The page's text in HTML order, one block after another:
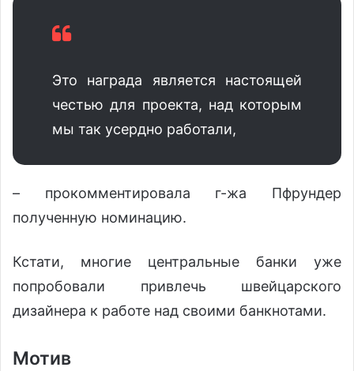
Это награда является настоящей
честью для проекта, над которым
мы так усердно работали,
– прокомментировала г-жа Пфрундер
полученную номинацию.
Кстати, многие центральные банки уже
попробовали привлечь швейцарского
дизайнера к работе над своими банкнотами.
Мотив